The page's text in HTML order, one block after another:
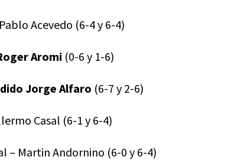
Acevedo (6-4 y 6-4)
Aromi (0-6 y 1-6)
Jorge Alfaro (6-7 y 2-6)
Casal (6-1 y 6-4)
– Martin Andornino (6-0 y 6-4)